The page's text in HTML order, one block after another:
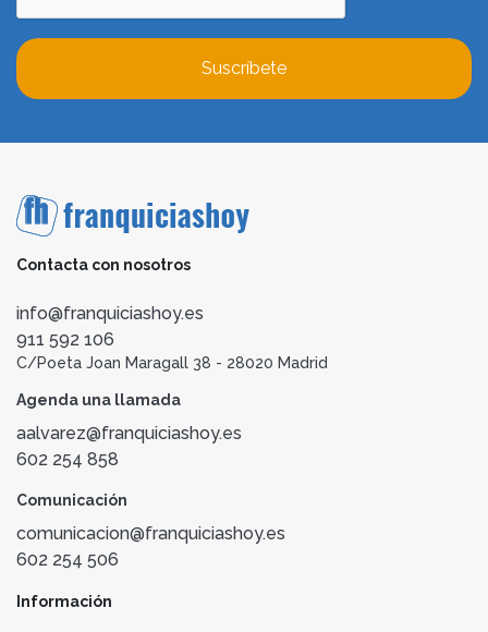
Suscríbete
Contacta con nosotros
info@franquiciashoy.es
911 592 106
C/Poeta Joan Maragall 38 - 28020 Madrid
Agenda una llamada
aalvarez@franquiciashoy.es
602 254 858
Comunicación
comunicacion@franquiciashoy.es
602 254 506
Información